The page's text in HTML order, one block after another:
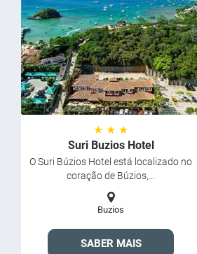
★ ★ ★
Suri Buzios Hotel
O Suri Búzios Hotel está localizado no
coração de Búzios,...
Buzios
SABER MAIS